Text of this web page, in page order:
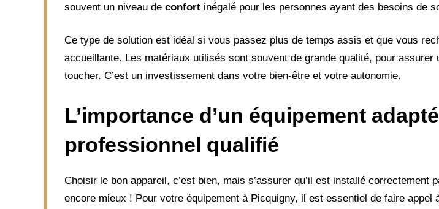
souvent un niveau de confort inégalé pour les personnes ayant des besoins de
Ce type de solution est idéal si vous passez plus de temps assis et que vous
accueillante. Les matériaux utilisés sont souvent de grande qualité, pour assurer
toucher. C’est un investissement dans votre bien-être et votre autonomie.
L’importance d’un équipement
professionnel qualifié
Choisir le bon appareil, c’est bien, mais s’assurer qu’il est installé correctement
encore mieux ! Pour votre équipement à Picquigny, il est essentiel de faire appel